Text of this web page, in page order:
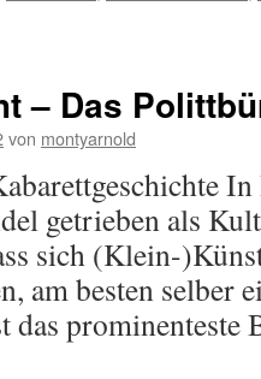
– Das
von montyarnold
getrieben als
sich (Klein-
am besten selber
das